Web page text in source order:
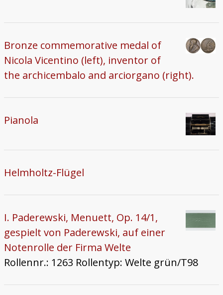
Bronze commemorative medal of
Nicola Vicentino (left), inventor of
the archicembalo and arciorgano (right).
Pianola
Helmholtz-Flügel
I. Paderewski, Menuett, Op. 14/1,
gespielt von Paderewski, auf einer
Notenrolle der Firma Welte
Rollennr.: 1263 Rollentyp: Welte grün/T98